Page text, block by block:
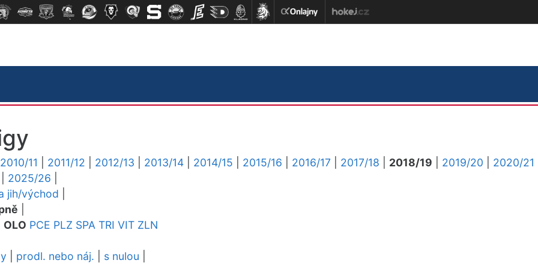
2010/11 2011/12 2012/13 2013/14 2014/15 2015/16 2016/17 2017/18 2018/19 2019/20
2020/21
2025/26
jih/východ
OLO PCE PLZ SPA TRI VIT ZLN
prodl. nebo náj. s nulou